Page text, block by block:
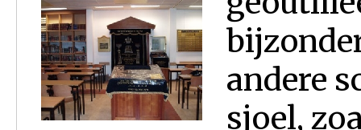
andere
sjoel,